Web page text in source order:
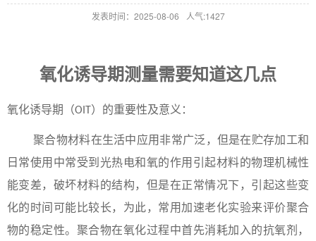
发表时间：2025-08-06 人气:1427
氧化诱导期测量需要知道这几点
氧化诱导期（OIT ）的重要性及意义：
聚合物材料在生活中应用非常广泛，但是在贮存加工和
日常使用中常受到光热电和氧的作用引起材料的物理机械性
能变差，破坏材料的结构，但是在正常情况下，引起这些变
化的时间可能比较长，为此，常用加速老化实验来评价聚合
物的稳定性。聚合物在氧化过程中首先消耗加入的抗氧剂，